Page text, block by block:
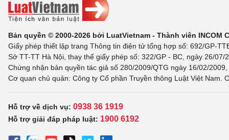
Bản quyền © 2000-2026 bởi LuatVietnam - Thành viên INCOM
Giấy phép thiết lập trang Thông tin điện tử tổng hợp số: 692/GP-
Sở TT-TT Hà Nội, thay thế giấy phép số: 322/GP - BC, ngày 26/
Chứng nhận bản quyền tác giả số 280/2009/QTG ngày 16/02/
Cơ quan chủ quản: Công ty Cổ phần Truyền thông Luật Việt Nam.
Hỗ trợ về dịch vụ: 0938 36 1919
Hỗ trợ giải đáp pháp luật: 1900 6192